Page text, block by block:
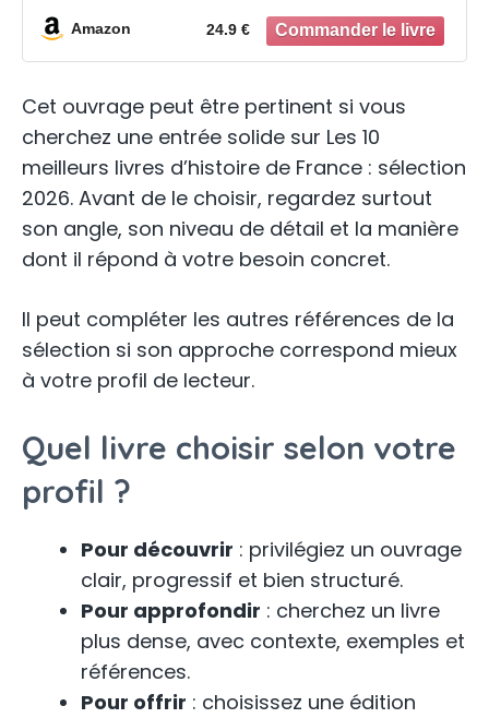
Amazon 24.9 €
Cet ouvrage peut être pertinent si vous
cherchez une entrée solide sur Les 10
meilleurs livres d’histoire de France : sélection
2026. Avant de le choisir, regardez surtout
son angle, son niveau de détail et la manière
dont il répond à votre besoin concret.
Il peut compléter les autres références de la
sélection si son approche correspond mieux
à votre profil de lecteur.
Quel livre choisir selon votre
profil ?
Pour découvrir : privilégiez un ouvrage
clair, progressif et bien structuré.
Pour approfondir : cherchez un livre
plus dense, avec contexte, exemples et
références.
Pour offrir : choisissez une édition